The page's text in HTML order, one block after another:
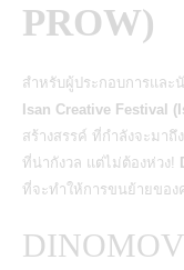
PROW)
สำหรับผู้ประกอบการและ
Isan Creative Festival
สร้างสรรค์ ที่กำลังจะมาถึ
ที่น่ากังวล แต่ไม่ต้องห่วง!
ที่จะทำให้การขนย้ายของ